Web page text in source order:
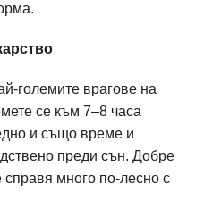
големите врагове на
се към 7–8 часа
и също време и
преди сън. Добре
справя много по-лесно с